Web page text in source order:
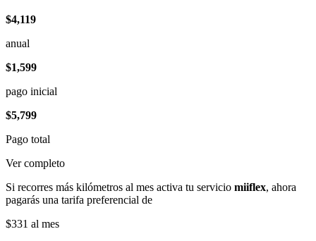
$4,119
anual
$1,599
pago inicial
$5,799
Pago total
Ver completo
Si recorres más kilómetros al mes activa tu servicio miiflex, ahora
pagarás una tarifa preferencial de
$331 al mes